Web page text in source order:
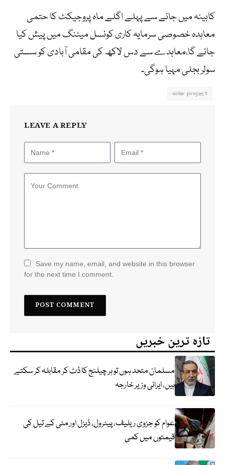
کابینہ میں جانے سے پہلے اگلے ماہ پروجیکٹ کا حتمی
معاہدہ خصوصی سرمایہ کاری کونسل میٹنگ میں پیش کیا
جائے گا،معاہدے سے دس لاکھ کی مقامی آبادی کو سستی
سولر بجلی مہیا ہوگی۔
solar project
LEAVE A REPLY
Save my name, email, and website in this browser
for the next time I comment.
تازہ ترین خبریں
مسلمان متحد ہوں تو ہر چیلنج کا ڈٹ کر مقابلہ کر سکتے
ہیں، ایرانی وزیر خارجہ
عوام کو جزوی ریلیف، پیٹرول، ڈیزل اور مٹی کے تیل کی
قیمتوں میں کمی